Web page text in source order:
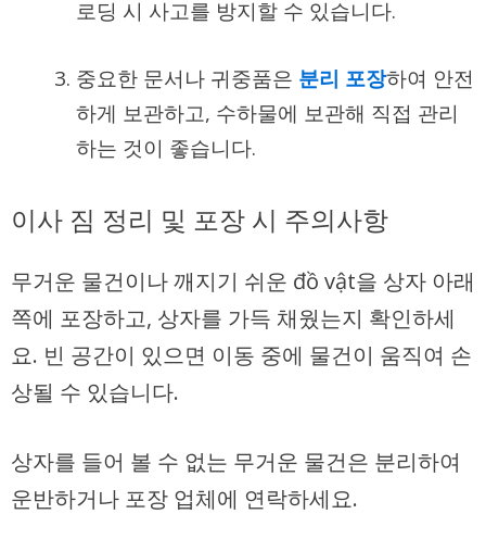
로딩 시 사고를 방지할 수 있습니다.
중요한 문서나 귀중품은 분리 포장하여 안전
하게 보관하고, 수하물에 보관해 직접 관리
하는 것이 좋습니다.
이사 짐 정리 및 포장 시 주의사항
무거운 물건이나 깨지기 쉬운 đồ vật을 상자 아래
쪽에 포장하고, 상자를 가득 채웠는지 확인하세
요. 빈 공간이 있으면 이동 중에 물건이 움직여 손
상될 수 있습니다.
상자를 들어 볼 수 없는 무거운 물건은 분리하여
운반하거나 포장 업체에 연락하세요.